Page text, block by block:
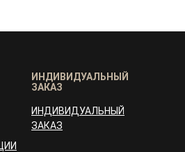
ИНДИВИДУАЛЬНЫЙ
ЗАКАЗ
ИНДИВИДУАЛЬНЫЙ
ЗАКАЗ